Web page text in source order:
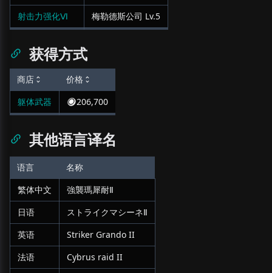
射击力强化Ⅵ
梅勒德斯公司 Lv.5
获得方式
商店
价格
躯体武器
206,700
其他语言译名
语言
名称
繁体中文
強襲瑪犀耐Ⅱ
日语
ストライクマシーネⅡ
英语
Striker Grando II
法语
Cybrus raid II